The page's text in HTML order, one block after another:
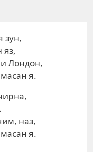
зун,
яз,
Лондон,
я.
наз,
я.